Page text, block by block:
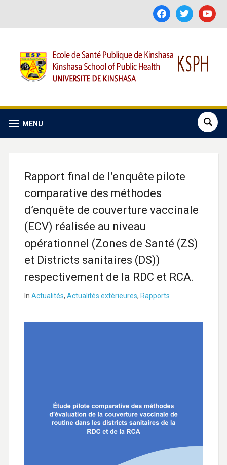
facebooktwitter youtube
MENU
Rapport final de l’enquête pilote
comparative des méthodes
d’enquête de couverture vaccinale
(ECV) réalisée au niveau
opérationnel (Zones de Santé (ZS)
et Districts sanitaires (DS))
respectivement de la RDC et RCA.
In Actualités, Actualités extérieures, Rapports